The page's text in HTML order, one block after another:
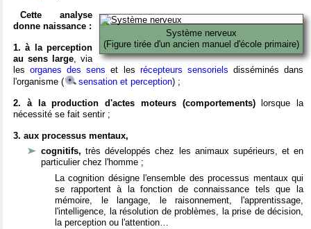
Système nerveux
(Figure tirée d'un ancien manuel d'école primaire)
Cette analyse
donne naissance :
1. à la perception
au sens large, via
lesorganes des sens et les récepteurs sensoriels disséminés dans
l'organisme (
sensation et perception) ;
2. à la production d'actes moteurs (comportements)lorsque la
nécessité se fait sentir ;
3. aux processus mentaux,
cognitifs,très développés chez les animaux supérieurs, et en
particulier chez l'homme ;
La cognition désigne l'ensemble des processus mentaux qui
se rapportent à la fonction de connaissance tels que la
mémoire, le langage, le raisonnement, l'apprentissage,
l'intelligence, la résolution de problèmes, la prise de décision,
la perception ou l'attention…